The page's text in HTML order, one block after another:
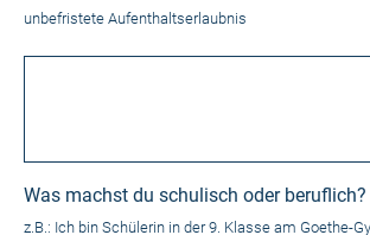
unbefristete Aufenthaltserlaubnis
Was machst du schulisch oder beruflich?
z.B.: Ich bin Schülerin in der 9. Klasse am Goethe-